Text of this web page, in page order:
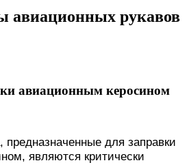
авиационных рукавов
авиационным керосином
для заправки
являются критически